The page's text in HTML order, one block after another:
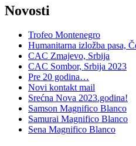
Novosti
Trofeo Montenegro
Humanitarna izložba pasa,
CAC Zmajevo, Srbija
CAC Sombor, Srbija 2023
Pre 20 godina…
Novi kontakt mail
Srećna Nova 2023.godina!
Samson Magnifico Blanco
Samurai Magnifico Blanco
Sena Magnifico Blanco